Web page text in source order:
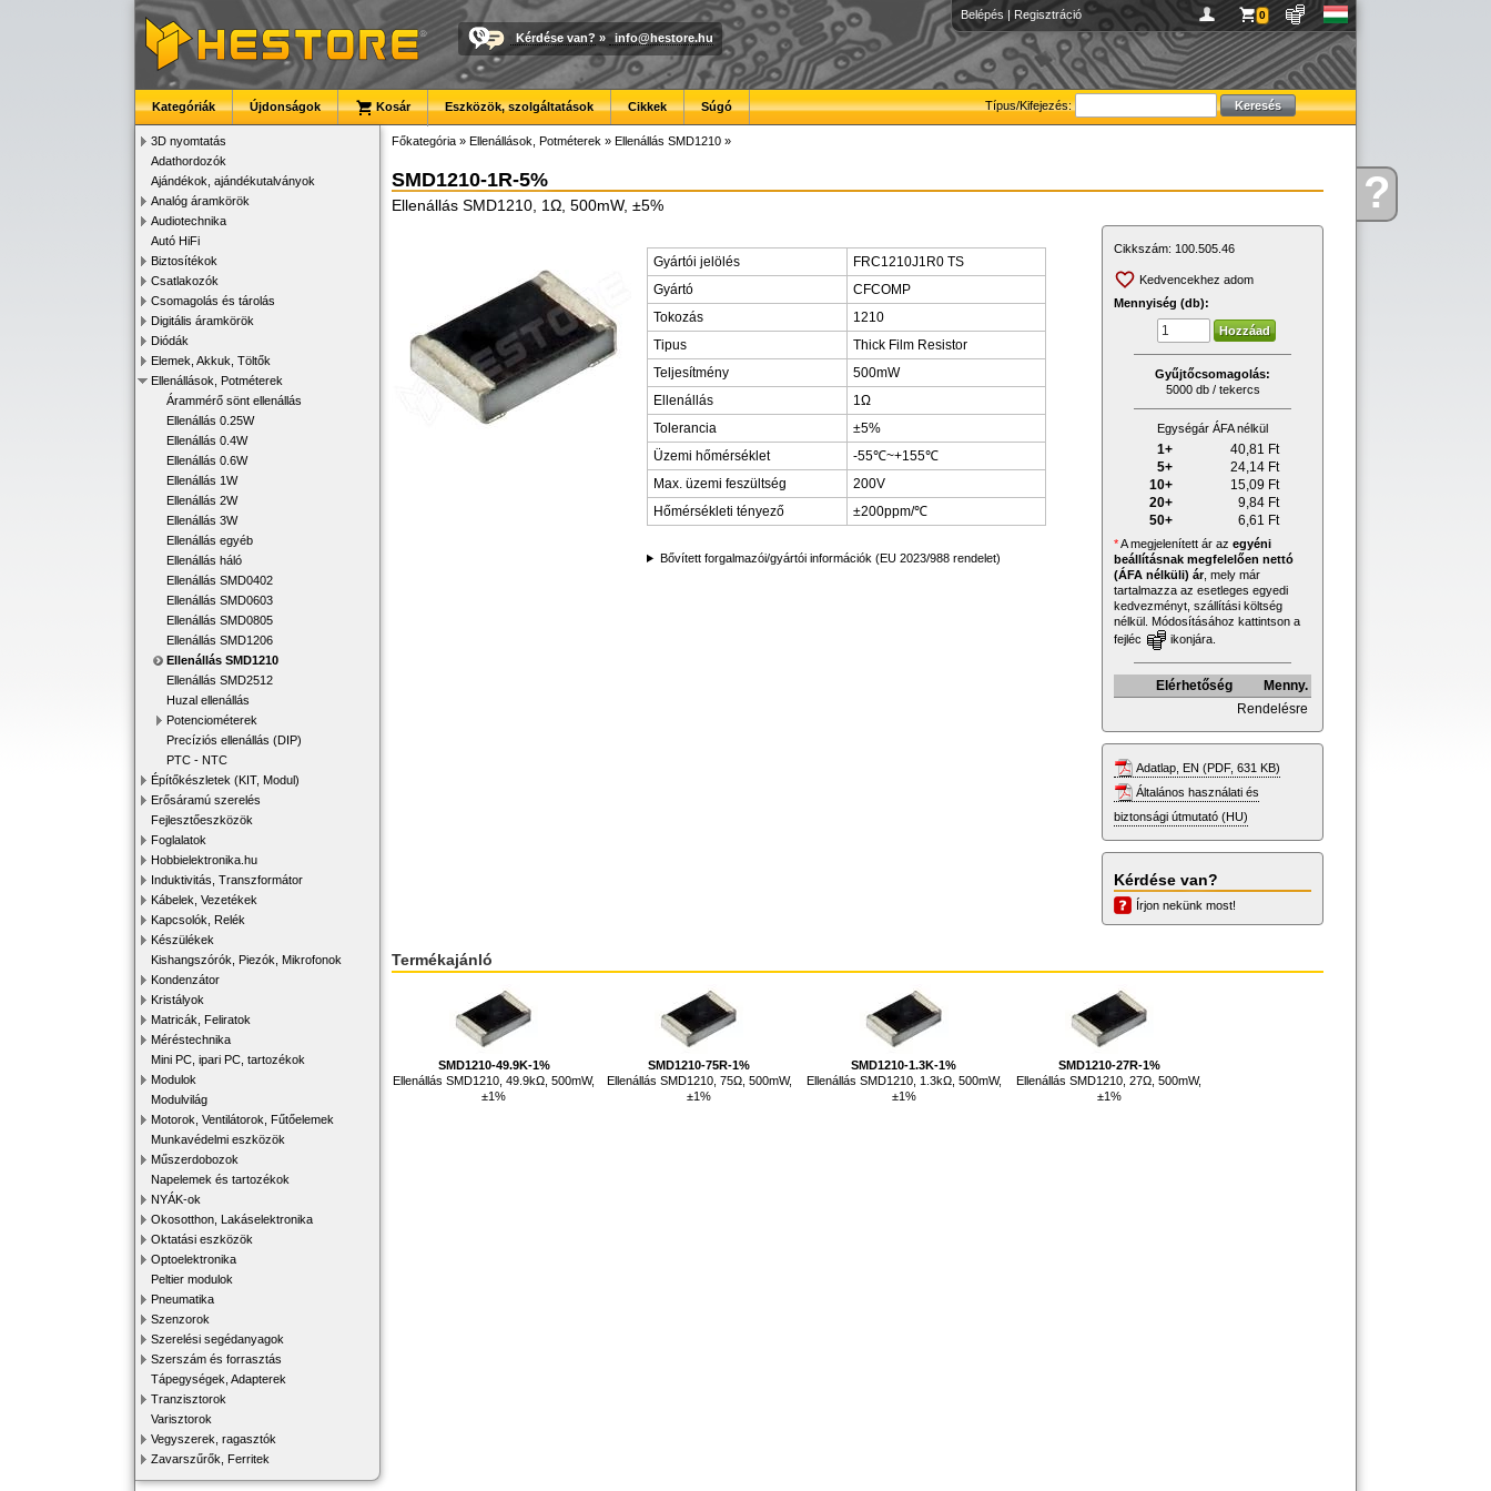
Kérdése?
Belépés | Regisztráció 0
Kérdése van? » info@hestore.hu
Típus/Kifejezés:
Kategóriák Újdonságok Kosár Eszközök, szolgáltatások Cikkek Súgó
3D nyomtatás
Adathordozók
Ajándékok, ajándékutalványok
Analóg áramkörök
Audiotechnika
Autó HiFi
Biztosítékok
Csatlakozók
Csomagolás és tárolás
Digitális áramkörök
Diódák
Elemek, Akkuk, Töltők
Ellenállások, Potméterek
Árammérő sönt ellenállás
Ellenállás 0.25W
Ellenállás 0.4W
Ellenállás 0.6W
Ellenállás 1W
Ellenállás 2W
Ellenállás 3W
Ellenállás egyéb
Ellenállás háló
Ellenállás SMD0402
Ellenállás SMD0603
Ellenállás SMD0805
Ellenállás SMD1206
Ellenállás SMD1210
Ellenállás SMD2512
Huzal ellenállás
Potenciométerek
Precíziós ellenállás (DIP)
PTC - NTC
Építőkészletek (KIT, Modul)
Erősáramú szerelés
Fejlesztőeszközök
Foglalatok
Hobbielektronika.hu
Induktivitás, Transzformátor
Kábelek, Vezetékek
Kapcsolók, Relék
Készülékek
Kishangszórók, Piezók, Mikrofonok
Kondenzátor
Kristályok
Matricák, Feliratok
Méréstechnika
Mini PC, ipari PC, tartozékok
Modulok
Modulvilág
Motorok, Ventilátorok, Fűtőelemek
Munkavédelmi eszközök
Műszerdobozok
Napelemek és tartozékok
NYÁK-ok
Okosotthon, Lakáselektronika
Oktatási eszközök
Optoelektronika
Peltier modulok
Pneumatika
Szenzorok
Szerelési segédanyagok
Szerszám és forrasztás
Tápegységek, Adapterek
Tranzisztorok
Varisztorok
Vegyszerek, ragasztók
Zavarszűrők, Ferritek
Főkategória » Ellenállások, Potméterek » Ellenállás SMD1210 »
SMD1210-1R-5%
Ellenállás SMD1210, 1Ω, 500mW, ±5%
Gyártói jelölés
FRC1210J1R0 TS
Gyártó
CFCOMP
Tokozás
1210
Tipus
Thick Film Resistor
Teljesítmény
500mW
Ellenállás
1Ω
Tolerancia
±5%
Üzemi hőmérséklet
-55℃~+155℃
Max. üzemi feszültség
200V
Hőmérsékleti tényező
±200ppm/℃
Bővített forgalmazói/gyártói információk (EU 2023/988 rendelet)
Cikkszám: 100.505.46
Kedvencekhez adom
Mennyiség (db):
Gyűjtőcsomagolás:
5000 db / tekercs
Egységár ÁFA nélkül
1+ 40,81 Ft
5+
24,14 Ft
10+
15,09 Ft
20+
9,84 Ft
50+
6,61 Ft
*A megjelenített ár az egyéni
beállításnak megfelelően nettó
(ÁFA nélküli) ár, mely már
tartalmazza az esetleges egyedi
kedvezményt, szállítási költség
nélkül. Módosításához kattintson a
fejléc
ikonjára.
Elérhetőség
Menny.
Rendelésre
Adatlap, EN (PDF, 631 KB)
Általános használati és
biztonsági útmutató (HU)
Kérdése van?
Írjon nekünk most!
Termékajánló
SMD1210-49.9K-1%
Ellenállás SMD1210, 49.9kΩ, 500mW,
±1%
SMD1210-75R-1%
Ellenállás SMD1210, 75Ω, 500mW,
±1%
SMD1210-1.3K-1%
Ellenállás SMD1210, 1.3kΩ, 500mW,
±1%
SMD1210-27R-1%
Ellenállás SMD1210, 27Ω, 500mW,
±1%